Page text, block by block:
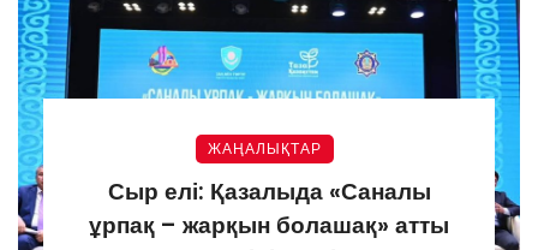
ЖАҢАЛЫҚТАР
Сыр елі: Қазалыда «Саналы
ұрпақ – жарқын болашақ» атты